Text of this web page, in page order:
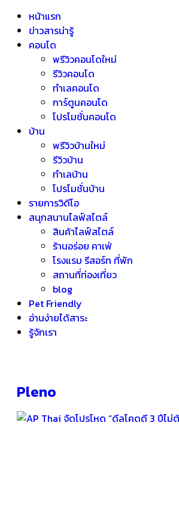
หน้าแรก
ข่าวสารน่ารู้
คอนโด
พรีวิวคอนโดใหม่
รีวิวคอนโด
ทำเลคอนโด
การ์ตูนคอนโด
โปรโมชั่นคอนโด
บ้าน
พรีวิวบ้านใหม่
รีวิวบ้าน
ทำเลบ้าน
โปรโมชั่นบ้าน
รายการวิดีโอ
สนุกสนานไลฟ์สไตล์
สินค้าไลฟ์สไตล์
ร้านอร่อย คาเฟ่
โรงแรม รีสอร์ท ที่พัก
สถานที่ท่องเที่ยว
blog
Pet Friendly
อ่านง่ายได้สาระ
รู้จักเรา
Pleno